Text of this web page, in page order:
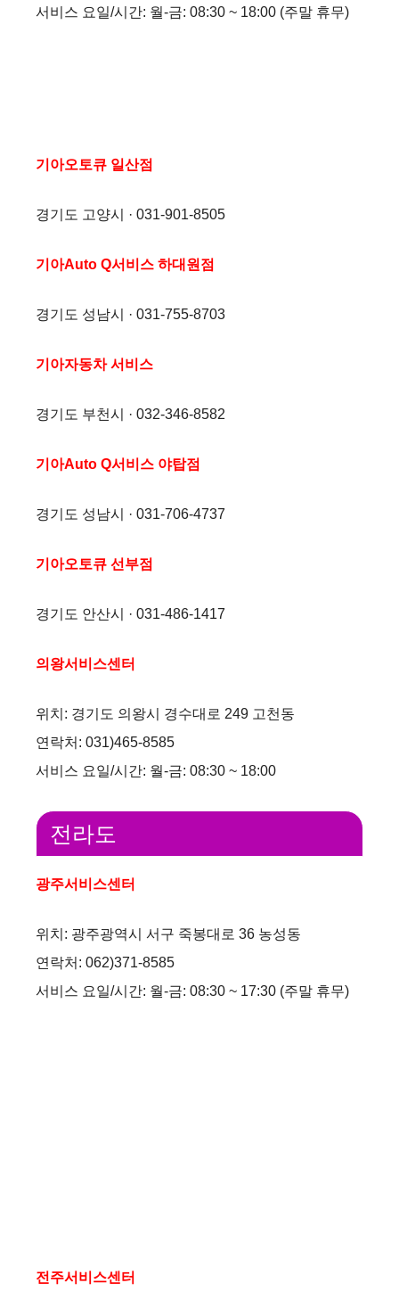
서비스 요일/시간: 월-금: 08:30 ~ 18:00 (주말 휴무)
기아오토큐 일산점
경기도 고양시 · 031-901-8505
기아Auto Q서비스 하대원점
경기도 성남시 · 031-755-8703
기아자동차 서비스
경기도 부천시 · 032-346-8582
기아Auto Q서비스 야탑점
경기도 성남시 · 031-706-4737
기아오토큐 선부점
경기도 안산시 · 031-486-1417
의왕서비스센터
위치: 경기도 의왕시 경수대로 249 고천동
연락처: 031)465-8585
서비스 요일/시간: 월-금: 08:30 ~ 18:00
전라도
광주서비스센터
위치: 광주광역시 서구 죽봉대로 36 농성동
연락처: 062)371-8585
서비스 요일/시간: 월-금: 08:30 ~ 17:30 (주말 휴무)
전주서비스센터